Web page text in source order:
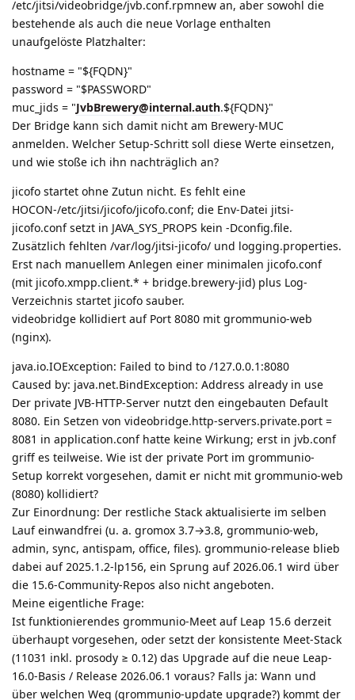
/etc/jitsi/videobridge/jvb.conf.rpmnew an, aber sowohl die
bestehende als auch die neue Vorlage enthalten
unaufgelöste Platzhalter:
hostname = "${FQDN}"
password = "$PASSWORD"
muc_jids = "JvbBrewery@internal.auth.${FQDN}"
Der Bridge kann sich damit nicht am Brewery-MUC
anmelden. Welcher Setup-Schritt soll diese Werte einsetzen,
und wie stoße ich ihn nachträglich an?
jicofo startet ohne Zutun nicht. Es fehlt eine
HOCON-/etc/jitsi/jicofo/jicofo.conf; die Env-Datei jitsi-
jicofo.conf setzt in JAVA_SYS_PROPS kein -Dconfig.file.
Zusätzlich fehlten /var/log/jitsi-jicofo/ und logging.properties.
Erst nach manuellem Anlegen einer minimalen jicofo.conf
(mit jicofo.xmpp.client.* + bridge.brewery-jid) plus Log-
Verzeichnis startet jicofo sauber.
videobridge kollidiert auf Port 8080 mit grommunio-web
(nginx).
java.io.IOException: Failed to bind to /127.0.0.1:8080
Caused by: java.net.BindException: Address already in use
Der private JVB-HTTP-Server nutzt den eingebauten Default
8080. Ein Setzen von videobridge.http-servers.private.port =
8081 in application.conf hatte keine Wirkung; erst in jvb.conf
griff es teilweise. Wie ist der private Port im grommunio-
Setup korrekt vorgesehen, damit er nicht mit grommunio-web
(8080) kollidiert?
Zur Einordnung: Der restliche Stack aktualisierte im selben
Lauf einwandfrei (u. a. gromox 3.7→3.8, grommunio-web,
admin, sync, antispam, office, files). grommunio-release blieb
dabei auf 2025.1.2-lp156, ein Sprung auf 2026.06.1 wird über
die 15.6-Community-Repos also nicht angeboten.
Meine eigentliche Frage:
Ist funktionierendes grommunio-Meet auf Leap 15.6 derzeit
überhaupt vorgesehen, oder setzt der konsistente Meet-Stack
(11031 inkl. prosody ≥ 0.12) das Upgrade auf die neue Leap-
16.0-Basis / Release 2026.06.1 voraus? Falls ja: Wann und
über welchen Weg (grommunio-update upgrade?) kommt der